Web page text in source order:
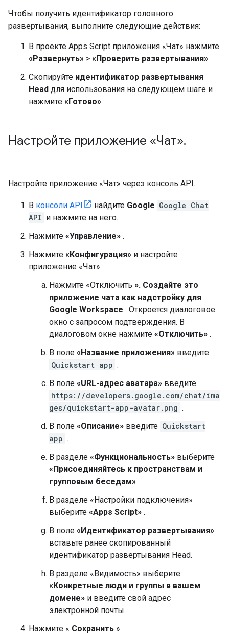
Чтобы получить идентификатор головного
развертывания, выполните следующие действия:
В проекте Apps Script приложения «Чат» нажмите
«Развернуть» > «Проверить развертывания» .
Скопируйте идентификатор развертывания
Head для использования на следующем шаге и
нажмите «Готово» .
Настройте приложение «Чат».
Настройте приложение «Чат» через консоль API.
В консоли API найдите Google Google Chat
API и нажмите на него.
Нажмите «Управление» .
Нажмите «Конфигурация» и настройте
приложение «Чат»:
Нажмите «Отключить ». Создайте это
приложение чата как надстройку для
Google Workspace . Откроется диалоговое
окно с запросом подтверждения. В
диалоговом окне нажмите «Отключить» .
В поле «Название приложения» введите
Quickstart app .
В поле «URL-адрес аватара» введите
https://developers.google.com/chat/ima
ges/quickstart-app-avatar.png .
В поле «Описание» введите Quickstart
app .
В разделе «Функциональность» выберите
«Присоединяйтесь к пространствам и
групповым беседам» .
В разделе «Настройки подключения»
выберите «Apps Script» .
В поле «Идентификатор развертывания»
вставьте ранее скопированный
идентификатор развертывания Head.
В разделе «Видимость» выберите
«Конкретные люди и группы в вашем
домене» и введите свой адрес
электронной почты.
Нажмите « Сохранить ».